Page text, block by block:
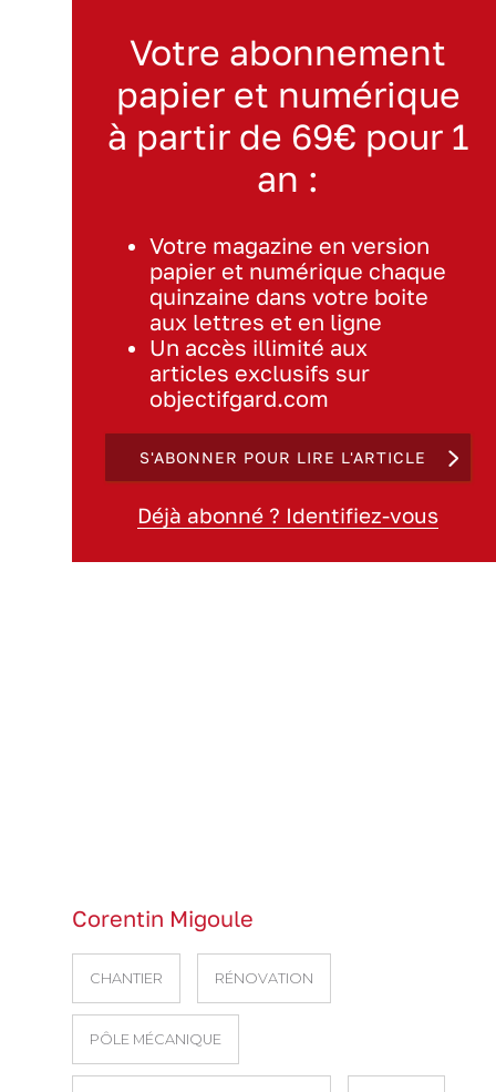
Votre abonnement
papier et numérique
à partir de 69€ pour 1
an :
Votre magazine en version
papier et numérique chaque
quinzaine dans votre boite
aux lettres et en ligne
Un accès illimité aux
articles exclusifs sur
objectifgard.com
S'ABONNER POUR LIRE L'ARTICLE
Déjà abonné ? Identifiez-vous
Corentin Migoule
CHANTIER RÉNOVATION
PÔLE MÉCANIQUE